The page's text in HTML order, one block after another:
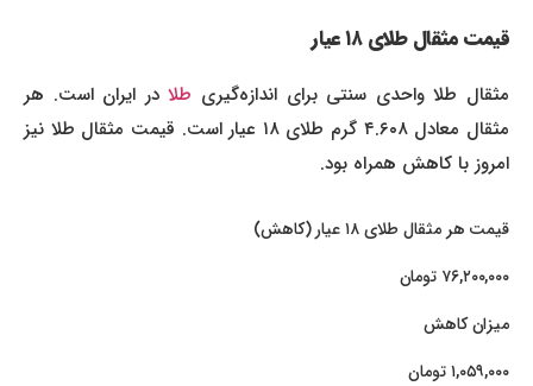
قیمت مثقال طلای ۱۸ عیار
مثقال طلا واحدی سنتی برای اندازه‌گیریطلا در ایران است. هر
مثقال معادل ۴.۶۰۸ گرم طلای ۱۸ عیار است. قیمت مثقال طلا نیز
امروز با کاهش همراه بود.
قیمت هر مثقال طلای ۱۸ عیار (کاهش)
۷۶,۲۰۰,۰۰۰ تومان
میزان کاهش
۱,۰۵۹,۰۰۰ تومان